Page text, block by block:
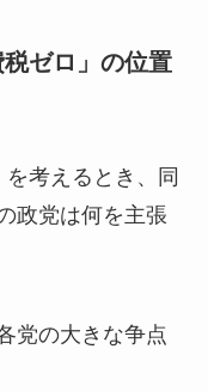
ゼロ」の位置
を考えるとき、同
政党は何を主張
党の大きな争点